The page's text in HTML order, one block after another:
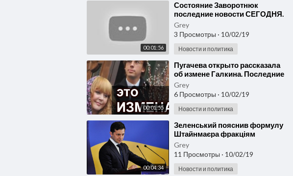
00:01:56
⁣Состояние Заворотнюк
последние новости СЕГОДНЯ.
Кому ВСЁ оставила
#Настяживи #заворотнюк
Grey
3 Просмотры · 10/02/19
Новости и политика
00:01:55
⁣Пугачева открыто рассказала
об измене Галкина. Последние
новости сегодня
Grey
6 Просмотры · 10/02/19
Новости и политика
00:04:34
⁣Зеленський пояснив формулу
Штайнмаєра фракціям
Grey
11 Просмотры · 10/02/19
Новости и политика